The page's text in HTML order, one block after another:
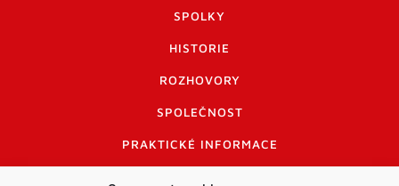
SPOLKY
HISTORIE
ROZHOVORY
SPOLEČNOST
PRAKTICKÉ INFORMACE